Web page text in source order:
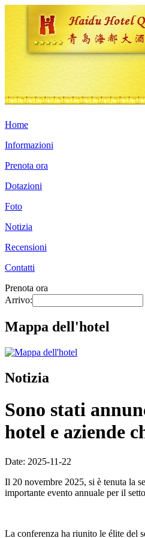
Home
Informazioni
Prenota ora
Dotazioni
Foto
Notizia
Recensioni
Contatti
Prenota ora
Arrivo:
Mappa dell'hotel
Notizia
Sono stati
hotel e aziende
Date: 2025-11-22
Il 20 novembre 2025, si è tenuta la
importante evento annuale per il
La conferenza ha riunito le élite del